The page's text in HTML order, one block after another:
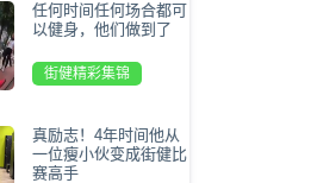
任何时间任何场合都可
以健身，他们做到了
街健精彩集锦
真励志！4年时间他从
一位瘦小伙变成街健比
赛高手